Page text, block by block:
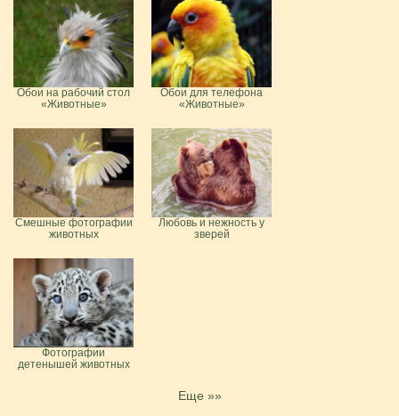
Обои на рабочий стол
«Животные»
Обои для телефона
«Животные»
Смешные фотографии
животных
Любовь и нежность у
зверей
Фотографии
детенышей животных
Еще »»